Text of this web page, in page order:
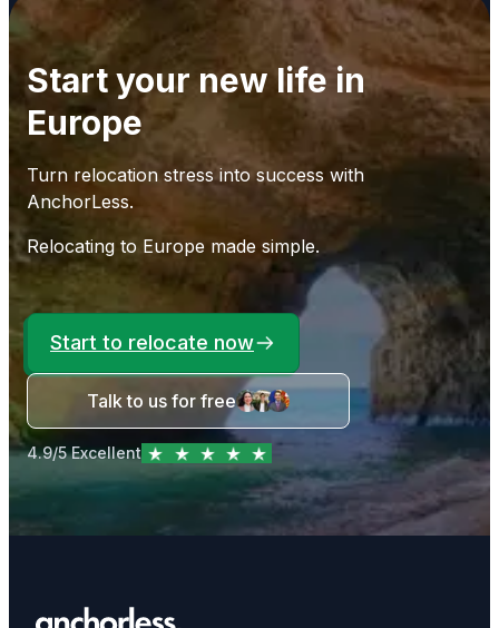
Start your new life in
Europe
Turn relocation stress into success with
AnchorLess.
Relocating to Europe made simple.
Start to relocate now
Talk to us for free
4.9/5 Excellent